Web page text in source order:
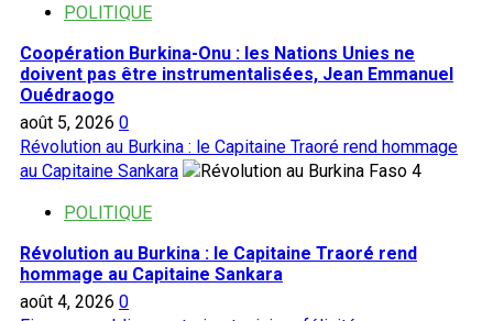
POLITIQUE
Coopération Burkina-Onu : les Nations Unies ne
doivent pas être instrumentalisées, Jean Emmanuel
Ouédraogo
août 5, 2026 0
Révolution au Burkina : le Capitaine Traoré rend hommage
au Capitaine Sankara
4
POLITIQUE
Révolution au Burkina : le Capitaine Traoré rend
hommage au Capitaine Sankara
août 4, 2026 0